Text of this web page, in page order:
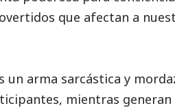
que afectan a
un arma sarcástica y
mientras generan